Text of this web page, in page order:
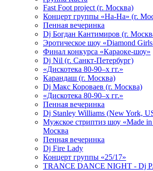
Fast Foot project (г. Москва)
Концерт группы «На-На» (г.
Пенная вечеринка
Dj Богдан Кантимиров (г.
Эротическое шоу «Diamond
Финал конкурса «Караоке-шоу»
Dj Nil (г. Санкт-Петербург)
«Дискотека 80-90–х гг.»
Карандаш (г. Москва)
Dj Макс Короваев (г. Москва)
«Дискотека 80-90–х гг.»
Пенная вечеринка
Dj Stanley Williams (New York,
Мужское стриптиз шоу «Made in
Москва
Пенная вечеринка
Dj Fire Lady
Концерт группы «25/17»
TRANCE DANCE NIGHT - Dj